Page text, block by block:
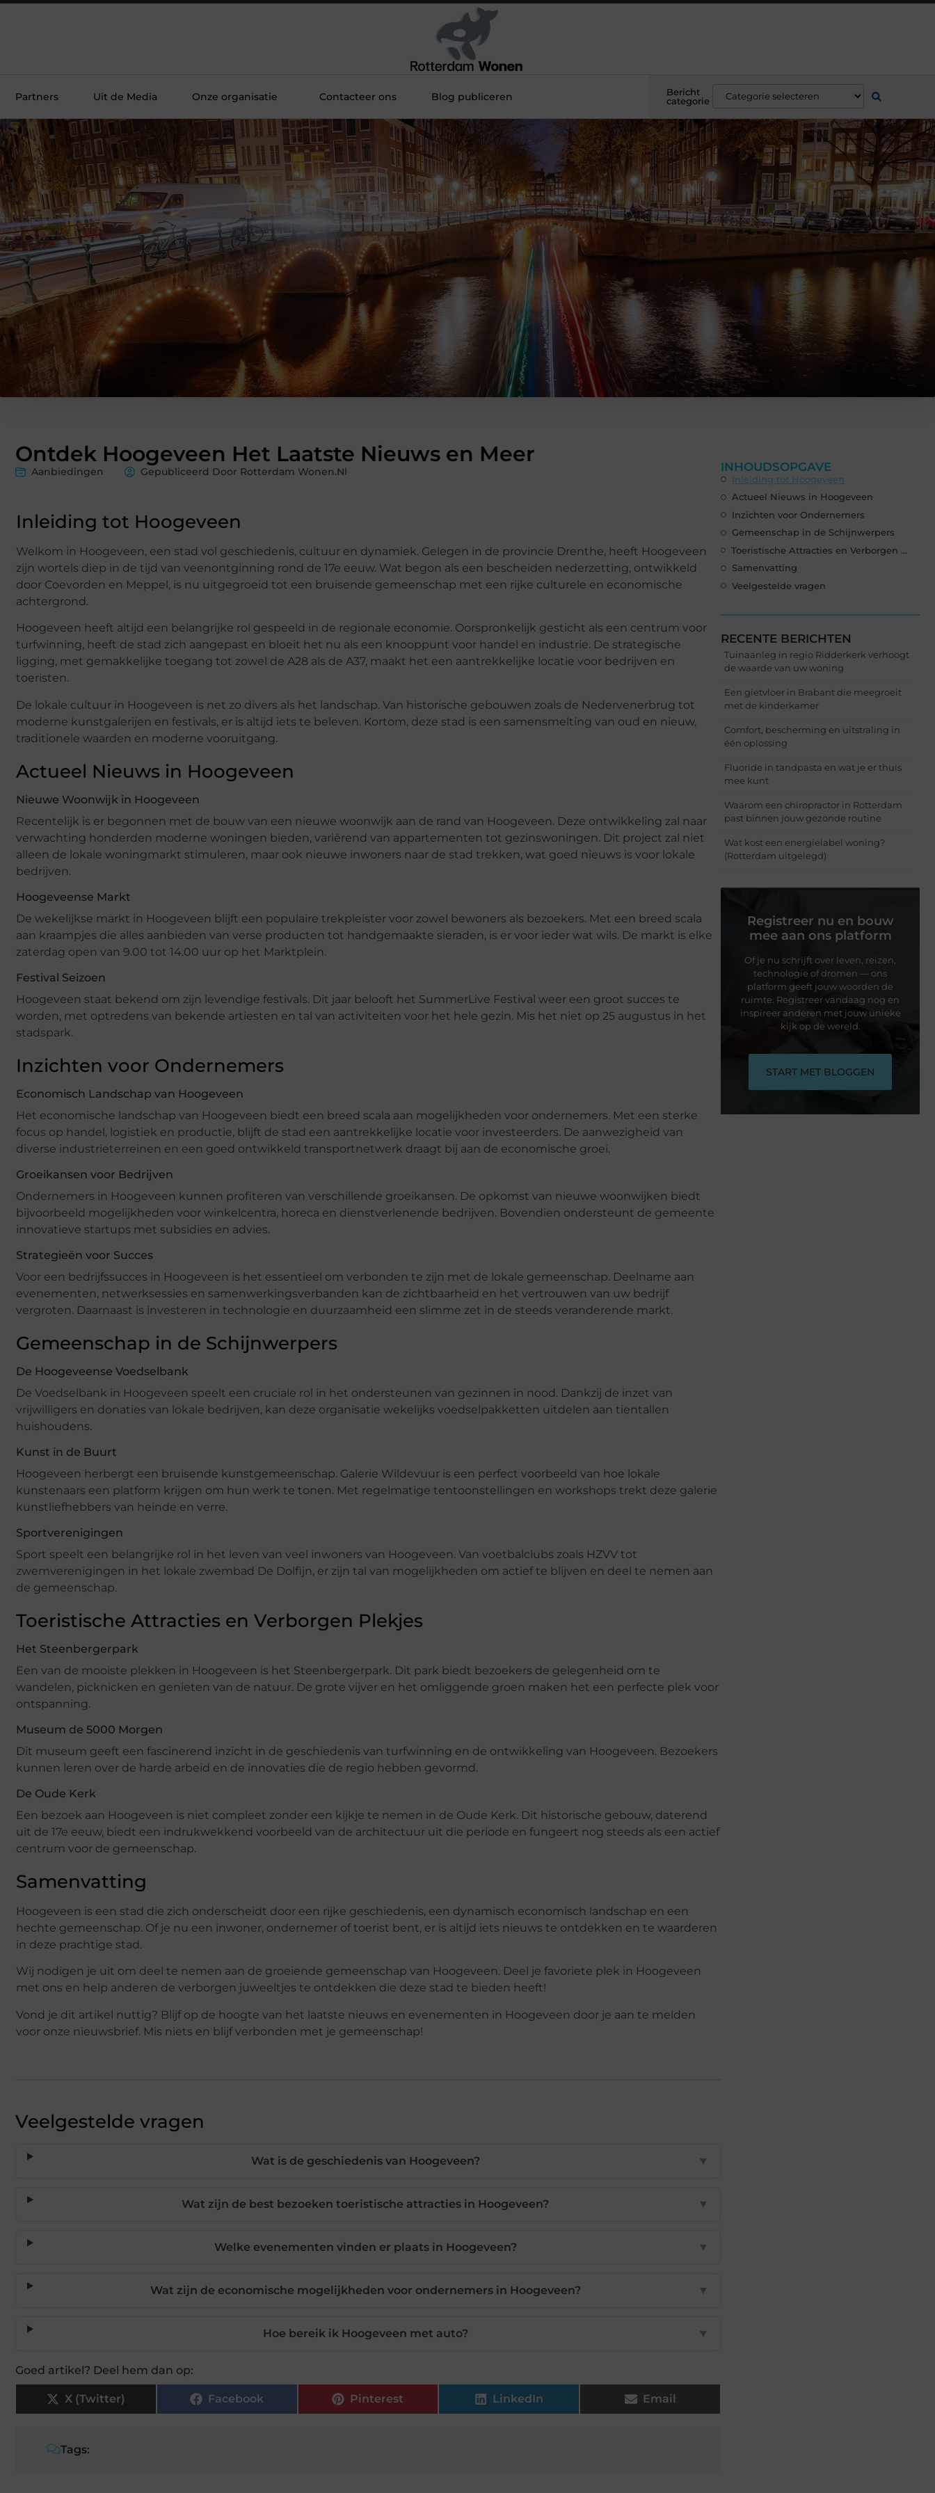
Partners Uit de Media Onze organisatie Contacteer ons Blog publiceren
Bericht
categorie
Ontdek Hoogeveen Het Laatste Nieuws en Meer
Aanbiedingen Gepubliceerd Door Rotterdam Wonen.nl
Inleiding tot Hoogeveen
Welkom in Hoogeveen, een stad vol geschiedenis, cultuur en dynamiek. Gelegen in de provincie Drenthe, heeft Hoogeveen
zijn wortels diep in de tijd van veenontginning rond de 17e eeuw. Wat begon als een bescheiden nederzetting, ontwikkeld
door Coevorden en Meppel, is nu uitgegroeid tot een bruisende gemeenschap met een rijke culturele en economische
achtergrond.
Hoogeveen heeft altijd een belangrijke rol gespeeld in de regionale economie. Oorspronkelijk gesticht als een centrum voor
turfwinning, heeft de stad zich aangepast en bloeit het nu als een knooppunt voor handel en industrie. De strategische
ligging, met gemakkelijke toegang tot zowel de A28 als de A37, maakt het een aantrekkelijke locatie voor bedrijven en
toeristen.
De lokale cultuur in Hoogeveen is net zo divers als het landschap. Van historische gebouwen zoals de Nedervenerbrug tot
moderne kunstgalerijen en festivals, er is altijd iets te beleven. Kortom, deze stad is een samensmelting van oud en nieuw,
traditionele waarden en moderne vooruitgang.
Actueel Nieuws in Hoogeveen
Nieuwe Woonwijk in Hoogeveen
Recentelijk is er begonnen met de bouw van een nieuwe woonwijk aan de rand van Hoogeveen. Deze ontwikkeling zal naar
verwachting honderden moderne woningen bieden, variërend van appartementen tot gezinswoningen. Dit project zal niet
alleen de lokale woningmarkt stimuleren, maar ook nieuwe inwoners naar de stad trekken, wat goed nieuws is voor lokale
bedrijven.
Hoogeveense Markt
De wekelijkse markt in Hoogeveen blijft een populaire trekpleister voor zowel bewoners als bezoekers. Met een breed scala
aan kraampjes die alles aanbieden van verse producten tot handgemaakte sieraden, is er voor ieder wat wils. De markt is elke
zaterdag open van 9.00 tot 14.00 uur op het Marktplein.
Festival Seizoen
Hoogeveen staat bekend om zijn levendige festivals. Dit jaar belooft het SummerLive Festival weer een groot succes te
worden, met optredens van bekende artiesten en tal van activiteiten voor het hele gezin. Mis het niet op 25 augustus in het
stadspark.
Inzichten voor Ondernemers
Economisch Landschap van Hoogeveen
Het economische landschap van Hoogeveen biedt een breed scala aan mogelijkheden voor ondernemers. Met een sterke
focus op handel, logistiek en productie, blijft de stad een aantrekkelijke locatie voor investeerders. De aanwezigheid van
diverse industrieterreinen en een goed ontwikkeld transportnetwerk draagt bij aan de economische groei.
Groeikansen voor Bedrijven
Ondernemers in Hoogeveen kunnen profiteren van verschillende groeikansen. De opkomst van nieuwe woonwijken biedt
bijvoorbeeld mogelijkheden voor winkelcentra, horeca en dienstverlenende bedrijven. Bovendien ondersteunt de gemeente
innovatieve startups met subsidies en advies.
Strategieën voor Succes
Voor een bedrijfssucces in Hoogeveen is het essentieel om verbonden te zijn met de lokale gemeenschap. Deelname aan
evenementen, netwerksessies en samenwerkingsverbanden kan de zichtbaarheid en het vertrouwen van uw bedrijf
vergroten. Daarnaast is investeren in technologie en duurzaamheid een slimme zet in de steeds veranderende markt.
Gemeenschap in de Schijnwerpers
De Hoogeveense Voedselbank
De Voedselbank in Hoogeveen speelt een cruciale rol in het ondersteunen van gezinnen in nood. Dankzij de inzet van
vrijwilligers en donaties van lokale bedrijven, kan deze organisatie wekelijks voedselpakketten uitdelen aan tientallen
huishoudens.
Kunst in de Buurt
Hoogeveen herbergt een bruisende kunstgemeenschap. Galerie Wildevuur is een perfect voorbeeld van hoe lokale
kunstenaars een platform krijgen om hun werk te tonen. Met regelmatige tentoonstellingen en workshops trekt deze galerie
kunstliefhebbers van heinde en verre.
Sportverenigingen
Sport speelt een belangrijke rol in het leven van veel inwoners van Hoogeveen. Van voetbalclubs zoals HZVV tot
zwemverenigingen in het lokale zwembad De Dolfijn, er zijn tal van mogelijkheden om actief te blijven en deel te nemen aan
de gemeenschap.
Toeristische Attracties en Verborgen Plekjes
Het Steenbergerpark
Een van de mooiste plekken in Hoogeveen is het Steenbergerpark. Dit park biedt bezoekers de gelegenheid om te
wandelen, picknicken en genieten van de natuur. De grote vijver en het omliggende groen maken het een perfecte plek voor
ontspanning.
Museum de 5000 Morgen
Dit museum geeft een fascinerend inzicht in de geschiedenis van turfwinning en de ontwikkeling van Hoogeveen. Bezoekers
kunnen leren over de harde arbeid en de innovaties die de regio hebben gevormd.
De Oude Kerk
Een bezoek aan Hoogeveen is niet compleet zonder een kijkje te nemen in de Oude Kerk. Dit historische gebouw, daterend
uit de 17e eeuw, biedt een indrukwekkend voorbeeld van de architectuur uit die periode en fungeert nog steeds als een actief
centrum voor de gemeenschap.
Samenvatting
Hoogeveen is een stad die zich onderscheidt door een rijke geschiedenis, een dynamisch economisch landschap en een
hechte gemeenschap. Of je nu een inwoner, ondernemer of toerist bent, er is altijd iets nieuws te ontdekken en te waarderen
in deze prachtige stad.
Wij nodigen je uit om deel te nemen aan de groeiende gemeenschap van Hoogeveen. Deel je favoriete plek in Hoogeveen
met ons en help anderen de verborgen juweeltjes te ontdekken die deze stad te bieden heeft!
Vond je dit artikel nuttig? Blijf op de hoogte van het laatste nieuws en evenementen in Hoogeveen door je aan te melden
voor onze nieuwsbrief. Mis niets en blijf verbonden met je gemeenschap!
Veelgestelde vragen
Wat is de geschiedenis van Hoogeveen? ▼
Wat zijn de best bezoeken toeristische attracties in Hoogeveen? ▼
Welke evenementen vinden er plaats in Hoogeveen? ▼
Wat zijn de economische mogelijkheden voor ondernemers in Hoogeveen? ▼
Hoe bereik ik Hoogeveen met auto? ▼
Goed artikel? Deel hem dan op:
X (Twitter) Facebook Pinterest LinkedIn Email
Tags:
INHOUDSOPGAVE
Inleiding tot Hoogeveen
Actueel Nieuws in Hoogeveen
Inzichten voor Ondernemers
Gemeenschap in de Schijnwerpers
Toeristische Attracties en Verborgen Plekjes
Samenvatting
Veelgestelde vragen
RECENTE BERICHTEN
Tuinaanleg in regio Ridderkerk verhoogt
de waarde van uw woning
Een gietvloer in Brabant die meegroeit
met de kinderkamer
Comfort, bescherming en uitstraling in
één oplossing
Fluoride in tandpasta en wat je er thuis
mee kunt
Waarom een chiropractor in Rotterdam
past binnen jouw gezonde routine
Wat kost een energielabel woning?
(Rotterdam uitgelegd)
Registreer nu en bouw
mee aan ons platform
Of je nu schrijft over leven, reizen,
technologie of dromen — ons
platform geeft jouw woorden de
ruimte. Registreer vandaag nog en
inspireer anderen met jouw unieke
kijk op de wereld.
START MET BLOGGEN